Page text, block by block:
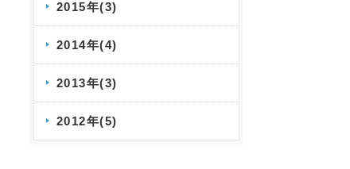
2015年(3)
2014年(4)
2013年(3)
2012年(5)